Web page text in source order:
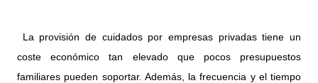
La provisión de cuidados por empresas privadas tiene un
coste económico tan elevado que pocos presupuestos
familiares pueden soportar. Además, la frecuencia y el tiempo